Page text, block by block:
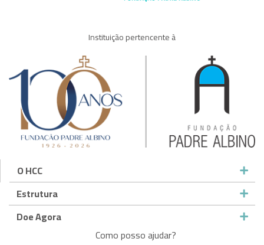
Instituição pertencente à
O HCC
Estrutura
Doe Agora
Como posso ajudar?